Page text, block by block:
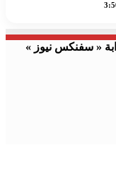
القعدة - 1447هـ / 22 أبريل - 2026م / 3:50
« سفنكس نيوز »